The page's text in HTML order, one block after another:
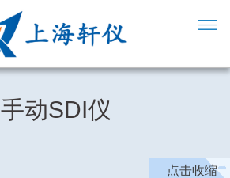
手动SDI仪
点击收缩